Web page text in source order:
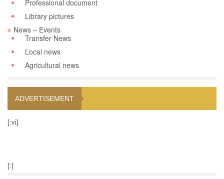
Professional document
Library pictures
News – Events
Transfer News
Local news
Agricultural news
ADVERTISEMENT
[:vi]
[:]